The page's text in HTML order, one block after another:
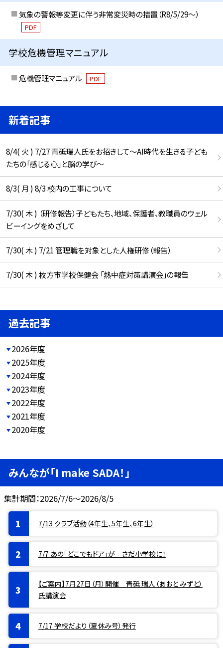
気象の警報等変更に伴う非常変災時の措置（R8/5/29〜）
PDF
学校危機管理マニュアル
危機管理マニュアル PDF
新着記事
8/4( 火 ) 7/27 青砥瑞人氏をお招きして〜AI時代を生きる子ども
たちの「感じる心」と脳の学び〜
8/3( 月 ) 8/3 校内の工事について
7/30( 木 ) （研修報告）子どもたち、地域、保護者、教職員のウェル
ビーイングをめざして
7/30( 木 ) 7/21 管理職を対象とした人権研修（報告）
7/30( 木 ) 枚方市学校保健会 「熱中症対策講演会」の報告
過去記事
2026年度
2025年度
2024年度
2023年度
2022年度
2021年度
2020年度
みんなが「I make SADA！」
集計期間：2026/7/6～2026/8/5
7/13 クラブ活動（4年生、5年生、6年生）
7/7 あの「どこでもドア」が さだ小学校に！
【ご案内】7月27日（月）開催 青砥 瑞人（あおと みずと）
氏講演会
7/17 学校だより（夏休み号）発行